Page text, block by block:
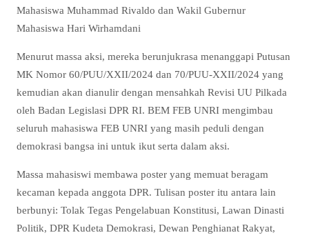
Mahasiswa Muhammad Rivaldo dan Wakil Gubernur
Mahasiswa Hari Wirhamdani
Menurut massa aksi, mereka berunjukrasa menanggapi Putusan
MK Nomor 60/PUU/XXII/2024 dan 70/PUU-XXII/2024 yang
kemudian akan dianulir dengan mensahkah Revisi UU Pilkada
oleh Badan Legislasi DPR RI. BEM FEB UNRI mengimbau
seluruh mahasiswa FEB UNRI yang masih peduli dengan
demokrasi bangsa ini untuk ikut serta dalam aksi.
Massa mahasiswi membawa poster yang memuat beragam
kecaman kepada anggota DPR. Tulisan poster itu antara lain
berbunyi: Tolak Tegas Pengelabuan Konstitusi, Lawan Dinasti
Politik, DPR Kudeta Demokrasi, Dewan Penghianat Rakyat,